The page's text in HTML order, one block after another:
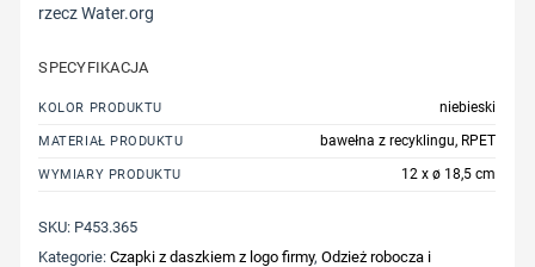
rzecz Water.org
SPECYFIKACJA
KOLOR PRODUKTU niebieski
MATERIAŁ PRODUKTU bawełna z recyklingu, RPET
WYMIARY PRODUKTU 12 x ø 18,5 cm
SKU: P453.365
Kategorie:Czapki z daszkiem z logo firmy,Odzież robocza i